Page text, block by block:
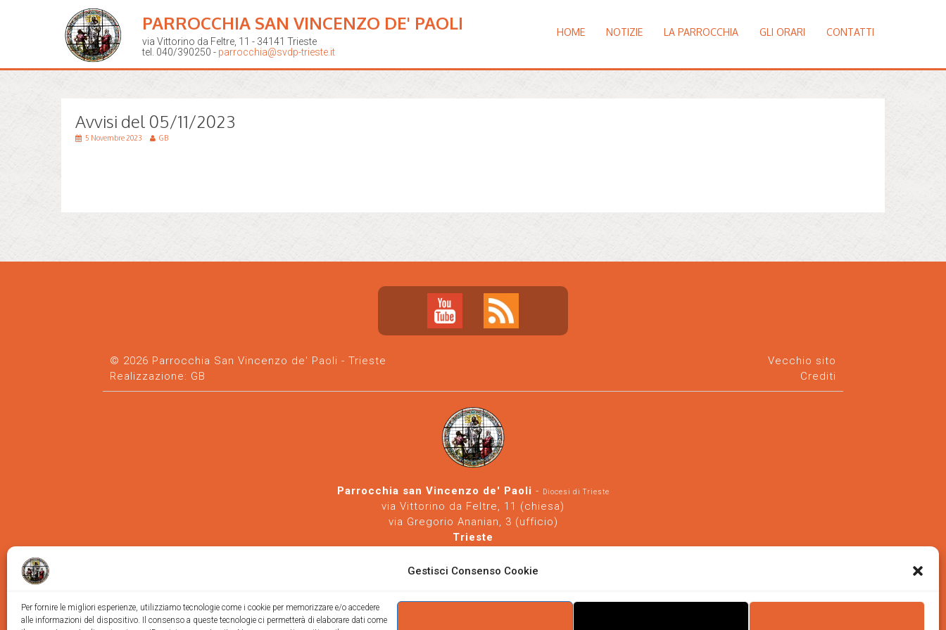
Gestisci Consenso Cookie
Per fornire le migliori esperienze, utilizziamo tecnologie come i cookie per memorizzare e/o accedere
alle informazioni del dispositivo. Il consenso a queste tecnologie ci permetterà di elaborare dati come
PARROCCHIA SAN VINCENZO DE' PAOLI
via Vittorino da Feltre, 11 - 34141 Trieste
tel. 040/390250 - parrocchia@svdp-trieste.it
HOME NOTIZIE LA PARROCCHIA GLI ORARI CONTATTI
Avvisi del 05/11/2023
5 Novembre 2023 GB
© 2026 Parrocchia San Vincenzo de' Paoli - Trieste
Realizzazione: GB
Vecchio sito
Crediti
Parrocchia san Vincenzo de' Paoli - Diocesi di Trieste
via Vittorino da Feltre, 11 (chiesa)
via Gregorio Ananian, 3 (ufficio)
Trieste
https://www.svdp-trieste.it-parrocchia@svdp-trieste.it
Informativa privacy-Informativa cookie